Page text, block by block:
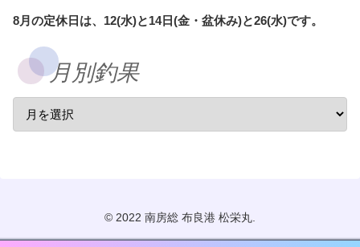
8月の定休日は、12(水)と14日(金・盆休み)と26(水)です。
月別釣果
© 2022 南房総 布良港 松栄丸.